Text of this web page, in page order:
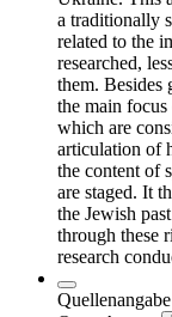
a traditionally
related to the
researched,
them. Besides
the main
which are
articulation of
the content of
are staged. It
the Jewish
through these
research